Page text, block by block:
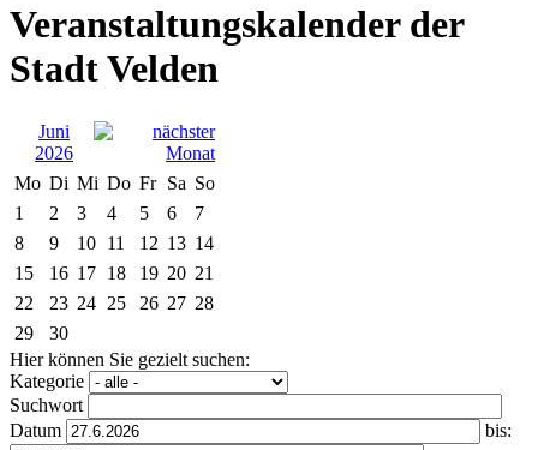
Veranstaltungskalender der
Stadt Velden
Juni
2026
Mo Di Mi Do Fr Sa So
1
2 3 4 5 6
7
8
9 10 11 12 13 14
15
16 17 18 19 20 21
22
23 24 25 26 27 28
29
30
Hier können Sie gezielt suchen:
Kategorie
Suchwort
Datum
bis: